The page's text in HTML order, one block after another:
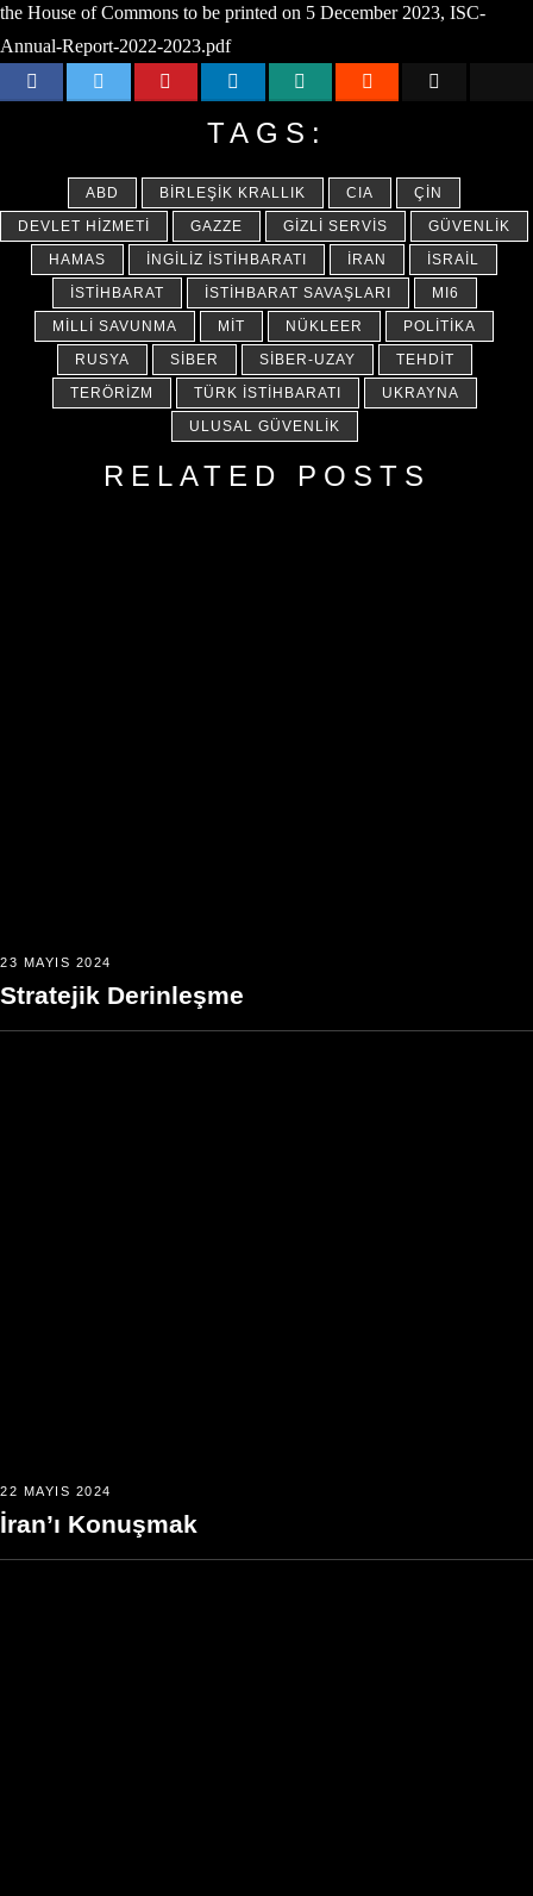
the House of Commons to be printed on 5 December 2023, ISC-
Annual-Report-2022-2023.pdf
TAGS:
ABD BIRLEŞIK KRALLIK CIA
ÇIN
DEVLET HIZMETI
GAZZE GIZLI SERVIS
GÜVENLIK
HAMAS
İNGILIZ İSTIHBARATI İRAN
İSRAIL
İSTIHBARAT
İSTIHBARAT SAVAŞLARI
MI6
MILLI SAVUNMA
MİT NÜKLEER
POLITIKA
RUSYA
SIBER SIBER-UZAY
TEHDIT
TERÖRIZM
TÜRK İSTIHBARATI
UKRAYNA
ULUSAL GÜVENLIK
RELATED POSTS
23 MAYIS 2024
Stratejik Derinleşme
22 MAYIS 2024
İran’ı Konuşmak